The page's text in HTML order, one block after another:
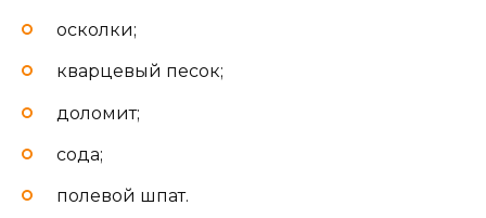
осколки;
кварцевый песок;
доломит;
сода;
полевой шпат.